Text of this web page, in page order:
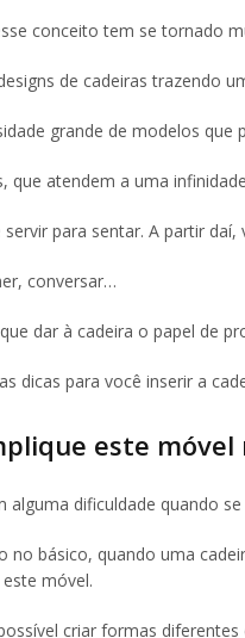
conceito tem se tornado
de cadeiras trazendo
grande de modelos
que atendem a uma
servir para sentar. A partir
conversar…
dar à cadeira o papel de
dicas para você inserir a
este móvel
alguma dificuldade quando
no básico, quando uma
móvel.
criar formas